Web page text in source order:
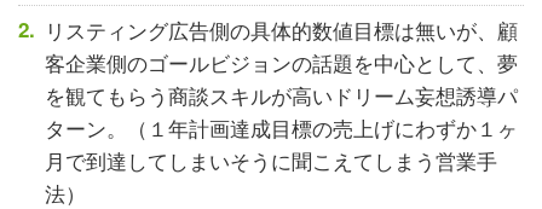
リスティング広告側の具体的数値目標は無いが、顧
客企業側のゴールビジョンの話題を中心として、夢
を観てもらう商談スキルが高いドリーム妄想誘導パ
ターン。（１年計画達成目標の売上げにわずか１ヶ
月で到達してしまいそうに聞こえてしまう営業手
法）